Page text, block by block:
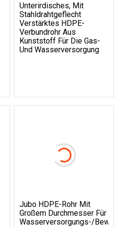
Unterirdisches, Mit
Stahldrahtgeflecht
Verstärktes HDPE-
Verbundrohr Aus
Kunststoff Für Die Gas-
Und Wasserversorgung
Jubo HDPE-Rohr Mit
Großem Durchmesser Für
Wasserversorgungs-/